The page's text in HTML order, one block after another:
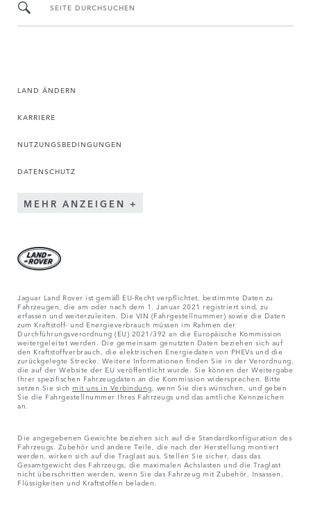
SEITE DURCHSUCHEN
LAND ÄNDERN
KARRIERE
NUTZUNGSBEDINGUNGEN
DATENSCHUTZ
MEHR ANZEIGEN
Jaguar Land Rover ist gemäß EU-Recht verpflichtet, bestimmte Daten zu
Fahrzeugen, die am oder nach dem 1. Januar 2021 registriert sind, zu
erfassen und weiterzuleiten. Die VIN (Fahrgestellnummer) sowie die Daten
zum Kraftstoff- und Energieverbrauch müssen im Rahmen der
Durchführungsverordnung (EU) 2021/392 an die Europäische Kommission
weitergeleitet werden. Die gemeinsam genutzten Daten beziehen sich auf
den Kraftstoffverbrauch, die elektrischen Energiedaten von PHEVs und die
zurückgelegte Strecke. Weitere Informationen finden Sie in der Verordnung,
die auf der Website der EU veröffentlicht wurde. Sie können der Weitergabe
Ihrer spezifischen Fahrzeugdaten an die Kommission widersprechen. Bitte
setzen Sie sich mit uns in Verbindung , wenn Sie dies wünschen, und geben
Sie die Fahrgestellnummer Ihres Fahrzeugs und das amtliche Kennzeichen
an.
Die angegebenen Gewichte beziehen sich auf die Standardkonfiguration des
Fahrzeugs. Zubehör und andere Teile, die nach der Herstellung montiert
werden, wirken sich auf die Traglast aus. Stellen Sie sicher, dass das
Gesamtgewicht des Fahrzeugs, die maximalen Achslasten und die Traglast
nicht überschritten werden, wenn Sie das Fahrzeug mit Zubehör, Insassen,
Flüssigkeiten und Kraftstoffen beladen.